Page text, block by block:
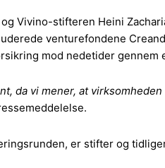
Vivino-stifteren Heini
venturefondene
mod nedetider gennem
da vi mener, at
er stifter og